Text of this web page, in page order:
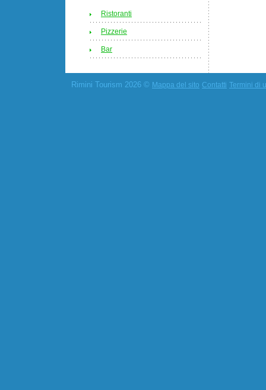
Ristoranti
Pizzerie
Bar
Rimini Tourism 2026 © Mappa del sito Contatti Termini di